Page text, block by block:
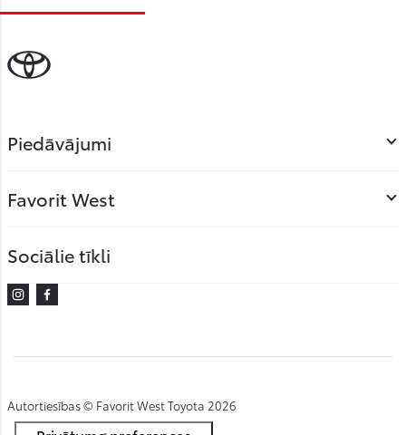
Piedāvājumi
Favorit West
Sociālie tīkli
Instagram
Facebook
Autortiesības © Favorit West Toyota 2026